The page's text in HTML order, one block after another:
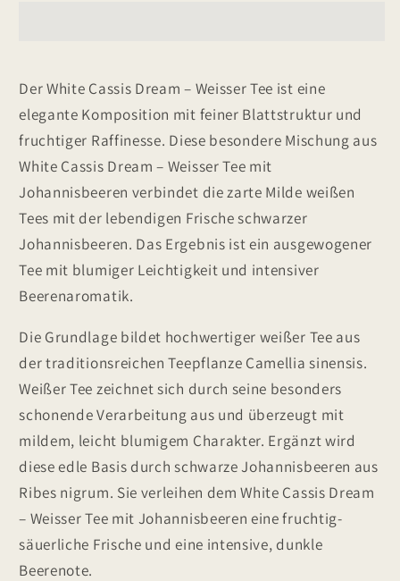
Tee
mit
Johannisbeeren
Tee
mit
Johannisbeeren
Der White Cassis Dream – Weisser Tee ist eine
elegante Komposition mit feiner Blattstruktur und
fruchtiger Raffinesse. Diese besondere Mischung aus
White Cassis Dream – Weisser Tee mit
Johannisbeeren verbindet die zarte Milde weißen
Tees mit der lebendigen Frische schwarzer
Johannisbeeren. Das Ergebnis ist ein ausgewogener
Tee mit blumiger Leichtigkeit und intensiver
Beerenaromatik.
Die Grundlage bildet hochwertiger weißer Tee aus
der traditionsreichen Teepflanze Camellia sinensis.
Weißer Tee zeichnet sich durch seine besonders
schonende Verarbeitung aus und überzeugt mit
mildem, leicht blumigem Charakter. Ergänzt wird
diese edle Basis durch schwarze Johannisbeeren aus
Ribes nigrum. Sie verleihen dem White Cassis Dream
– Weisser Tee mit Johannisbeeren eine fruchtig-
säuerliche Frische und eine intensive, dunkle
Beerenote.